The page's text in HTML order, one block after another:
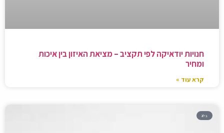
חנויות יודאיקה לפי תקציב – מציאת האיזון בין איכות
ומחיר
קרא עוד »